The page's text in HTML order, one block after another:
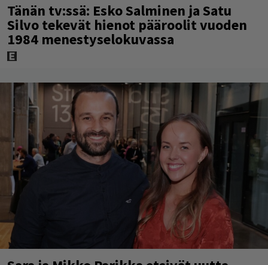
Tänän tv:ssä: Esko Salminen ja Satu
Silvo tekevät hienot pääroolit vuoden
1984 menestyselokuvassa